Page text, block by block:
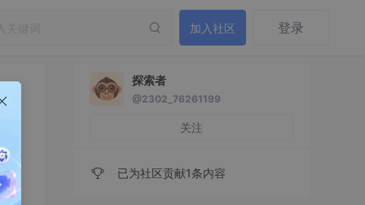
加入社区 登录
探索者
@2302_76261199
关注
已为社区贡献1条内容